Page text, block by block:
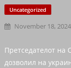
Uncategorized
November 18, 2024
Претседателот на
дозволил на